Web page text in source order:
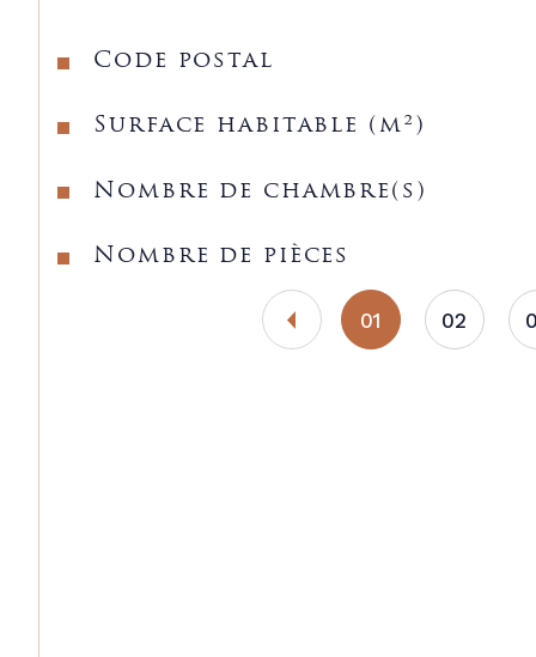
Caractéristiques Valeurs
Code postal
Surface habitable (m²)
Nombre de chambre(s)
Nombre de pièces
01 02